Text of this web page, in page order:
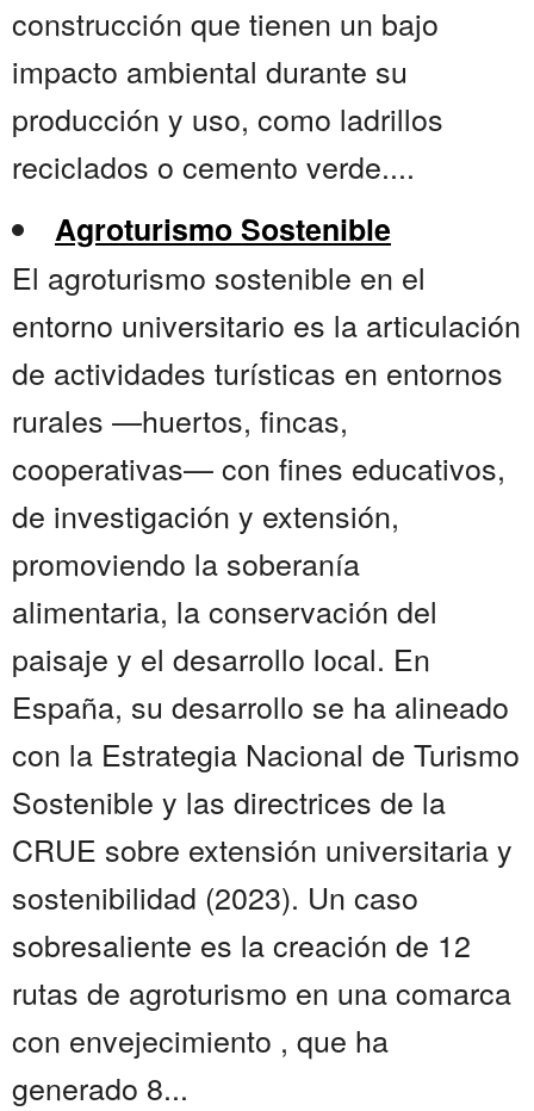
construcción que tienen un bajo
impacto ambiental durante su
producción y uso, como ladrillos
reciclados o cemento verde....
Agroturismo Sostenible
El agroturismo sostenible en el
entorno universitario es la articulación
de actividades turísticas en entornos
rurales —huertos, fincas,
cooperativas— con fines educativos,
de investigación y extensión,
promoviendo la soberanía
alimentaria, la conservación del
paisaje y el desarrollo local. En
España, su desarrollo se ha alineado
con la Estrategia Nacional de Turismo
Sostenible y las directrices de la
CRUE sobre extensión universitaria y
sostenibilidad (2023). Un caso
sobresaliente es la creación de 12
rutas de agroturismo en una comarca
con envejecimiento , que ha
generado 8...